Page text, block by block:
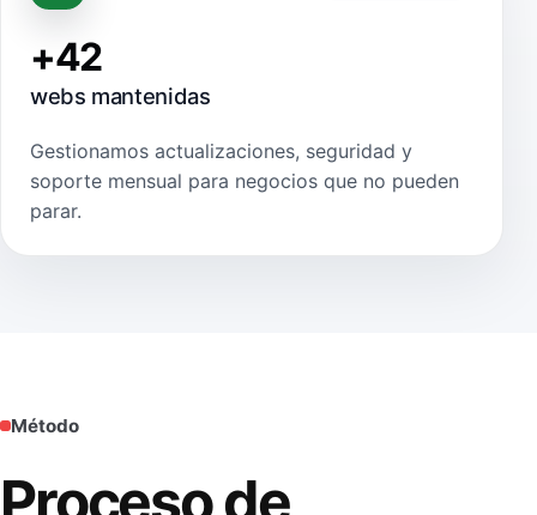
+42
webs mantenidas
Gestionamos actualizaciones, seguridad y
soporte mensual para negocios que no pueden
parar.
Método